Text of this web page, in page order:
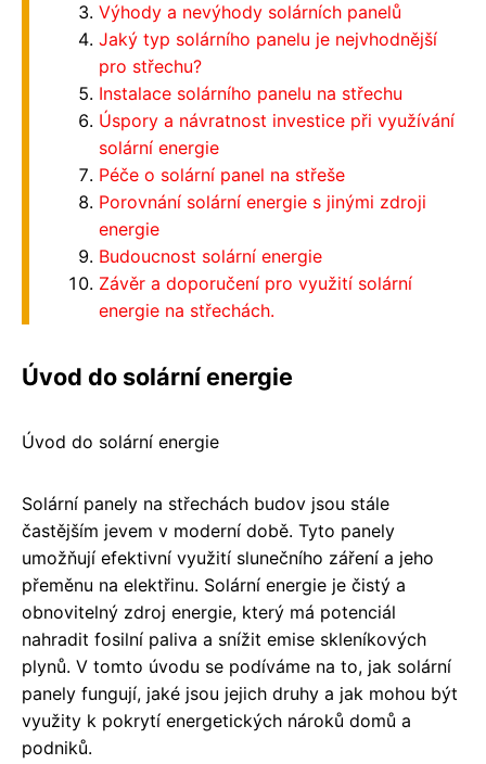
Výhody a nevýhody solárních panelů
Jaký typ solárního panelu je nejvhodnější
pro střechu?
Instalace solárního panelu na střechu
Úspory a návratnost investice při využívání
solární energie
Péče o solární panel na střeše
Porovnání solární energie s jinými zdroji
energie
Budoucnost solární energie
Závěr a doporučení pro využití solární
energie na střechách.
Úvod do solární energie
Úvod do solární energie
Solární panely na střechách budov jsou stále
častějším jevem v moderní době. Tyto panely
umožňují efektivní využití slunečního záření a jeho
přeměnu na elektřinu. Solární energie je čistý a
obnovitelný zdroj energie, který má potenciál
nahradit fosilní paliva a snížit emise skleníkových
plynů. V tomto úvodu se podíváme na to, jak solární
panely fungují, jaké jsou jejich druhy a jak mohou být
využity k pokrytí energetických nároků domů a
podniků.